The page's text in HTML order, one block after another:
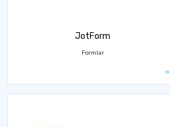
JotForm
Formlar